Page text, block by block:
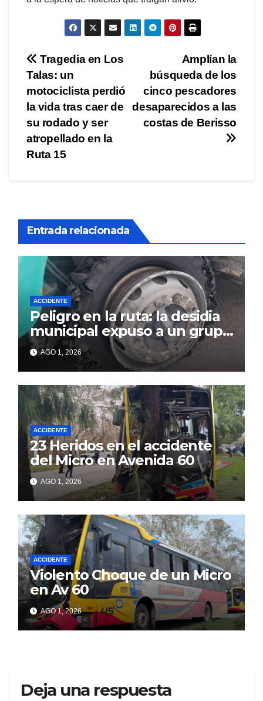
Navegación
de
entradas
Amplían la
búsqueda de los
cinco pescadores
desaparecidos a las
costas de Berisso
Tragedia en Los
Talas: un
motociclista perdió
la vida tras caer de
su rodado y ser
atropellado en la
Ruta 15
Entrada relacionada
ACCIDENTE
Peligro en la ruta: la desidia
municipal expuso a un grupo
de berissenses
AGO 1, 2026
ACCIDENTE
23 Heridos en el accidente
del Micro en Avenida 60
AGO 1, 2026
ACCIDENTE
Violento Choque de un Micro
en Av 60
AGO 1, 2026
Deja una respuesta